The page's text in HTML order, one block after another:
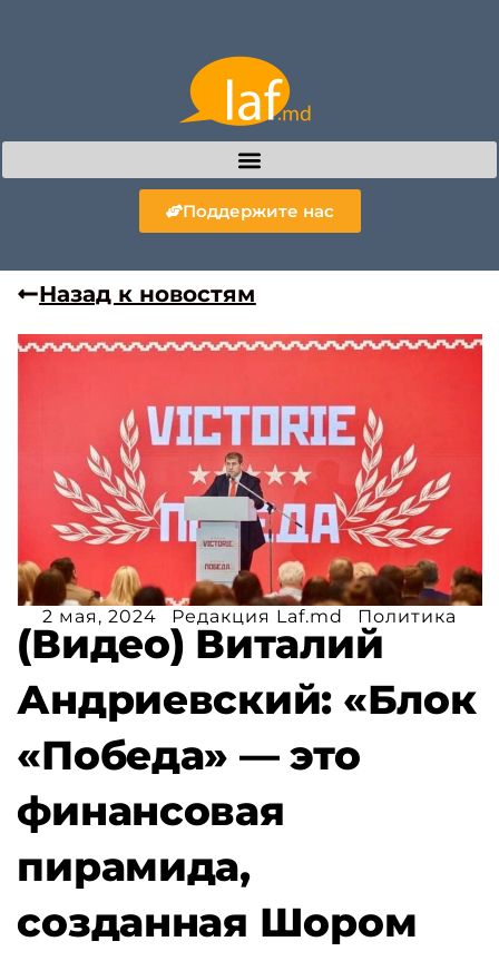
Поддержите нас
Назад к новостям
2 мая, 2024 Редакция Laf.md Политика
(Видео) Виталий
Андриевский: «Блок
«Победа» — это
финансовая
пирамида,
созданная Шором